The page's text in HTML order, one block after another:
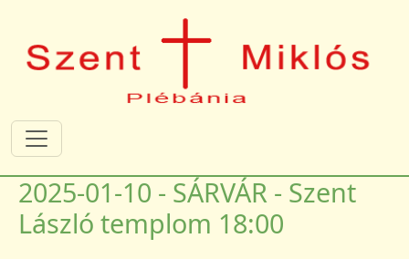
2025-01-10 - SÁRVÁR - Szent
László templom 18:00